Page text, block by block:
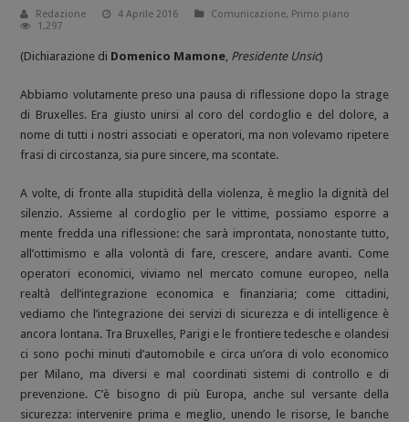
Redazione 4 Aprile 2016 Comunicazione, Primo piano
1,297
(Dichiarazione di Domenico Mamone, Presidente Unsic)
Abbiamo volutamente preso una pausa di riflessione dopo la strage
di Bruxelles. Era giusto unirsi al coro del cordoglio e del dolore, a
nome di tutti i nostri associati e operatori, ma non volevamo ripetere
frasi di circostanza, sia pure sincere, ma scontate.
A volte, di fronte alla stupidità della violenza, è meglio la dignità del
silenzio. Assieme al cordoglio per le vittime, possiamo esporre a
mente fredda una riflessione: che sarà improntata, nonostante tutto,
all’ottimismo e alla volontà di fare, crescere, andare avanti. Come
operatori economici, viviamo nel mercato comune europeo, nella
realtà dell’integrazione economica e finanziaria; come cittadini,
vediamo che l’integrazione dei servizi di sicurezza e di intelligence è
ancora lontana. Tra Bruxelles, Parigi e le frontiere tedesche e olandesi
ci sono pochi minuti d’automobile e circa un’ora di volo economico
per Milano, ma diversi e mal coordinati sistemi di controllo e di
prevenzione. C’è bisogno di più Europa, anche sul versante della
sicurezza: intervenire prima e meglio, unendo le risorse, le banche